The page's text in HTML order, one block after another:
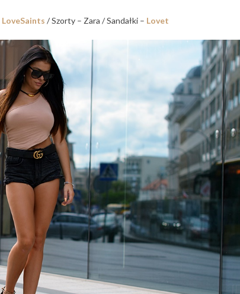
LoveSaints / Szorty – Zara / Sandałki – Lovet